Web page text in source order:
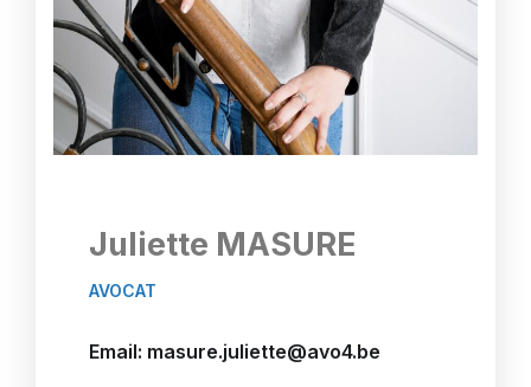
Juliette MASURE
AVOCAT
Email: masure.juliette@avo4.be